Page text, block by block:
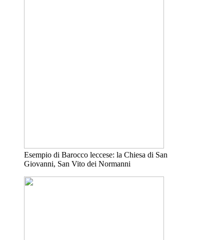
Esempio di Barocco leccese: la Chiesa di San
Giovanni, San Vito dei Normanni